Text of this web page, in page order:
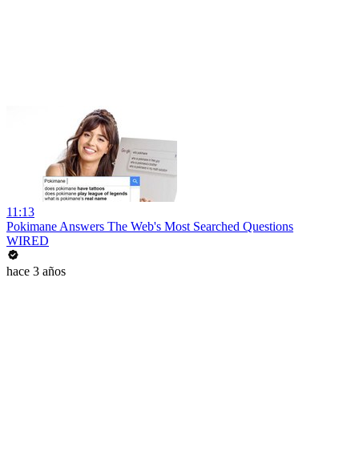
11:13
Pokimane Answers The Web's Most Searched Questions
WIRED
hace 3 años